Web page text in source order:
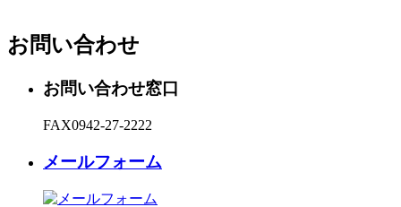
お問い合わせ
お問い合わせ窓口
FAX0942-27-2222
メールフォーム